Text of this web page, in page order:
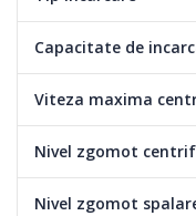
Downloaded Program
Acum poti descarca
doresti, cu ajutorul
posibilitatea sa
programe prestabilite si
aivnevoie. Cele 5
Capacitate de
Viteza maxima
Nivel zgomot
Nivel zgomot